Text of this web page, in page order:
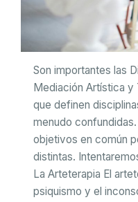
Son importantes las
Mediación Artística y
que definen
menudo
objetivos en común
distintas.
La Arteterapia El
psiquismo y el